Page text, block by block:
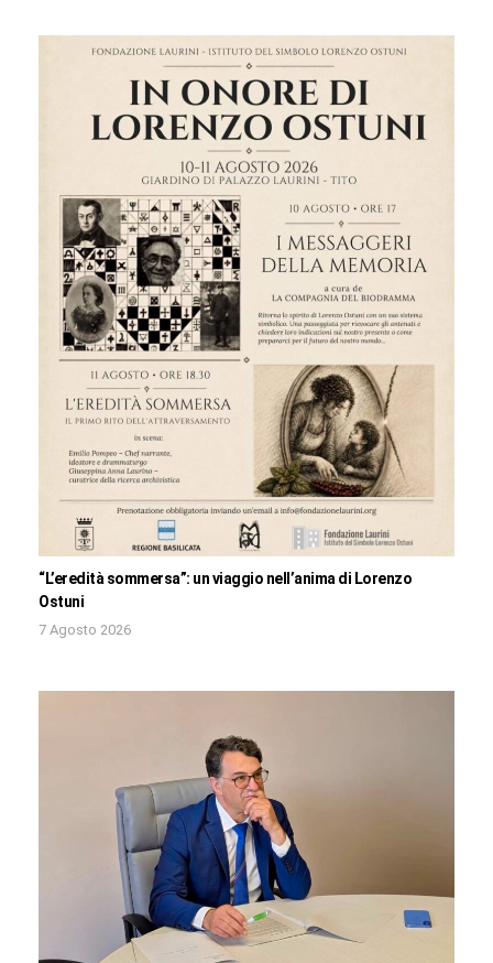
“L’eredità sommersa”: un viaggio nell’anima di Lorenzo
Ostuni
7 Agosto 2026